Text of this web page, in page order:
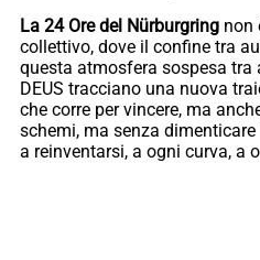
La 24 Ore del Nürburgring non
collettivo, dove il confine tra
questa atmosfera sospesa tra
DEUS tracciano una nuova
che corre per vincere, ma
schemi, ma senza
a reinventarsi, a ogni curva, a